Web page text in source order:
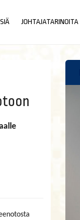
JOHTAJATARINOITA